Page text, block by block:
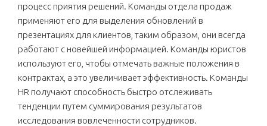
процесс приятия решений. Команды отдела продаж
применяют его для выделения обновлений в
презентациях для клиентов, таким образом, они всегда
работают с новейшей информацией. Команды юристов
используют его, чтобы отмечать важные положения в
контрактах, а это увеличивает эффективность. Команды
HR получают способность быстро отслеживать
тенденции путем суммирования результатов
исследования вовлеченности сотрудников.